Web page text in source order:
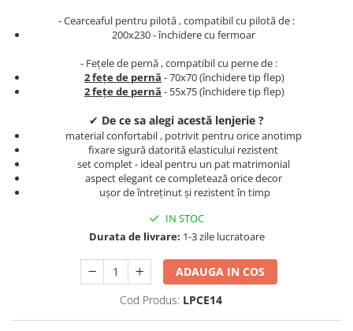
Artificiala De Iepure, 6 Piese, 2
Persoane
Piese, Cu Pilota Inclusa
Lenjerii De Pat Premium Collection
Pilota / Cuvertura Inclusa
Set Lenjerie De Pat Jacquard Regal,
11 Piese, Cuvertura Inclusa
Lenjerii Damasc Egiptean King Size
Lenjerii De Pat, Finet Premium, 1
Lenjerii De Pat, Imprimeu 3D, 1
- Cearceaful pentru pilotă , compatibil cu pilotă de :
200x230 - închidere cu fermoar
- Fețele de pernă , compatibil cu perne de :
2 fețe de pernă - 70x70 (închidere tip flep)
2 fețe de pernă - 55x75 (închidere tip flep)
✔ De ce sa alegi acestă lenjerie ?
material confortabil , potrivit pentru orice anotimp
fixare sigură datorită elasticului rezistent
set complet - ideal pentru un pat matrimonial
aspect elegant ce completează orice decor
ușor de întreținut și rezistent în timp
IN STOC
Durata de livrare: 1-3 zile lucratoare
ADAUGA IN COS
Cod Produs: LPCE14